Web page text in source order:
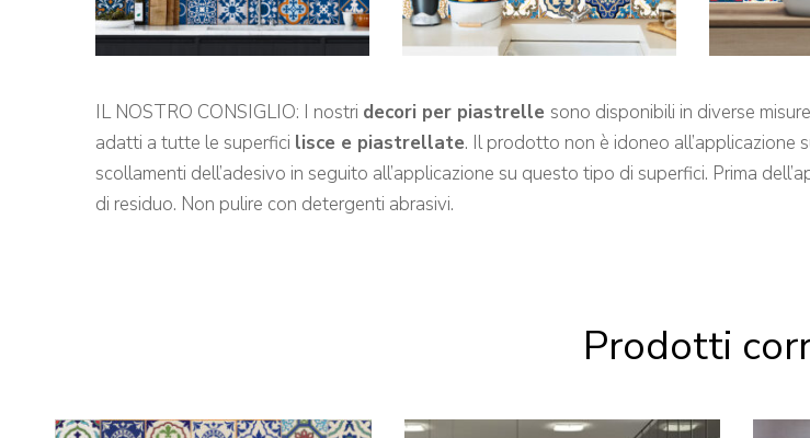
IL NOSTRO CONSIGLIO: I nostri decori per piastrelle sono disponibili in diverse
adatti a tutte le superfici lisce e piastrellate. Il prodotto non è idoneo all’applicazione
scollamenti dell’adesivo in seguito all’applicazione su questo tipo di superfici. Prima
di residuo. Non pulire con detergenti abrasivi.
Prodotti